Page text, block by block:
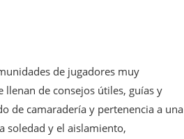
de jugadores muy
llenan de consejos útiles, guías y
de camaradería y pertenencia a una
soledad y el aislamiento,